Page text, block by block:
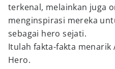
terkenal, melainkan juga
menginspirasi mereka
sebagai hero sejati.
Itulah fakta-fakta menarik
Hero.